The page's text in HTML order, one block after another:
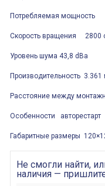
Потребляемая
Скорость вращения 2800
Уровень шума 43,8 dBa
Производительность 3.361
Расстояние между
Особенности авторестарт
Габаритные размеры
Не смогли найти,
наличия —